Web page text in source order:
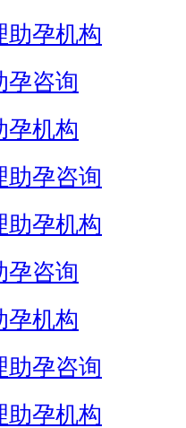
助孕机构
孕咨询
孕机构
助孕咨询
助孕机构
孕咨询
孕机构
助孕咨询
助孕机构